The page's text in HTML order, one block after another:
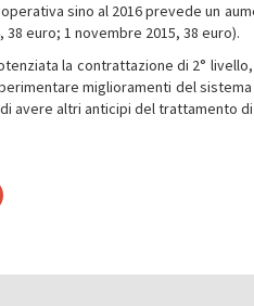
sino al 2016 prevede un
38 euro; 1 novembre 2015, 38 euro).
la contrattazione di 2°
miglioramenti del
avere altri anticipi del trattamento
Fai